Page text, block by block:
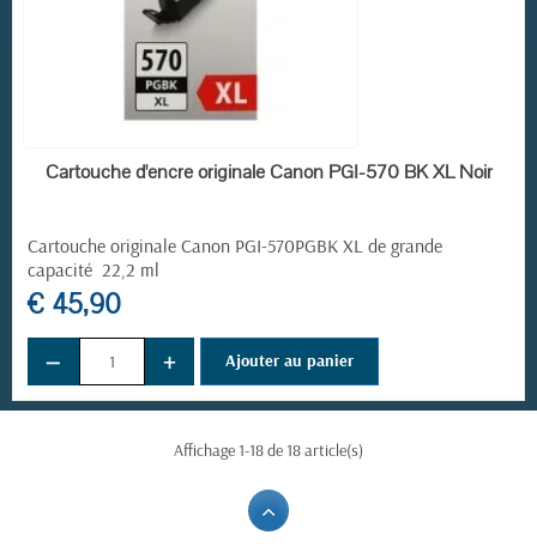
EN STOCK
Cartouche d'encre originale Canon PGI-570 BK XL Noir
Cartouche originale Canon PGI-570PGBK XL de grande
capacité 22,2 ml
€ 45,90
− + Ajouter au panier
Affichage 1-18 de 18 article(s)